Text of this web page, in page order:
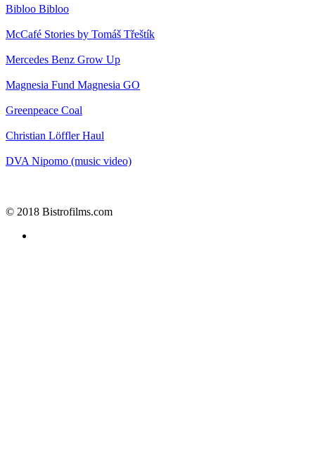
Bibloo Bibloo
McCafé Stories by Tomáš Třeštík
Mercedes Benz Grow Up
Magnesia Fund Magnesia GO
Greenpeace Coal
Christian Löffler Haul
DVA Nipomo (music video)
© 2018 Bistrofilms.com